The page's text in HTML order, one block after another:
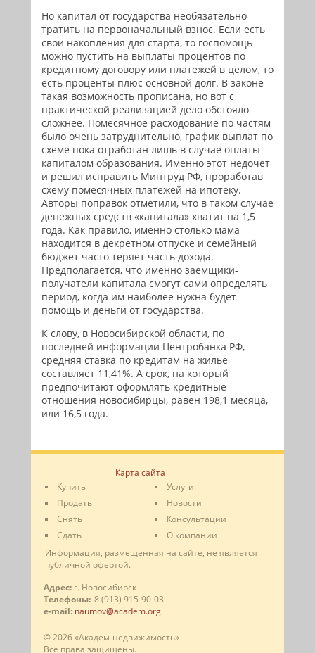
Но капитал от государства необязательно
тратить на первоначальный взнос. Если есть
свои накопления для старта, то госпомощь
можно пустить на выплаты процентов по
кредитному договору или платежей в целом, то
есть проценты плюс основной долг. В законе
такая возможность прописана, но вот с
практической реализацией дело обстояло
сложнее. Помесячное расходование по частям
было очень затруднительно, график выплат по
схеме пока отработан лишь в случае оплаты
капиталом образования. Именно этот недочёт
и решил исправить Минтруд РФ, проработав
схему помесячных платежей на ипотеку.
Авторы поправок отметили, что в таком случае
денежных средств «капитала» хватит на 1,5
года. Как правило, именно столько мама
находится в декретном отпуске и семейный
бюджет часто теряет часть дохода.
Предполагается, что именно заёмщики-
получатели капитала смогут сами определять
период, когда им наиболее нужна будет
помощь и деньги от государства.
К слову, в Новосибирской области, по
последней информации Центробанка РФ,
средняя ставка по кредитам на жильё
составляет 11,41%. А срок, на который
предпочитают оформлять кредитные
отношения новосибирцы, равен 198,1 месяца,
или 16,5 года.
Карта сайта
Купить
Продать
Снять
Сдать
Услуги
Новости
Консультации
О компании
Информация, размещенная на сайте, не является
публичной офертой.
Адрес: г. Новосибирск
Телефоны: 8 (913) 915-90-03
e-mail: naumov@academ.org
© 2026 «Академ-недвижимость»
Все права защищены.